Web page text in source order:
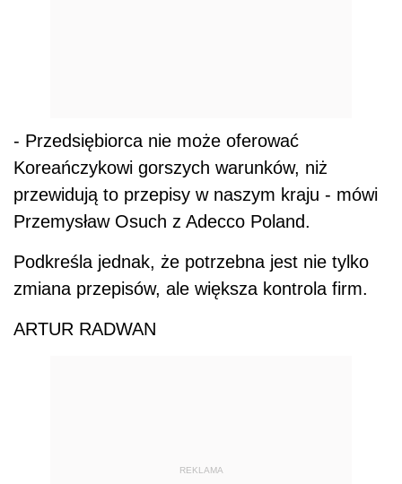
- Przedsiębiorca nie może oferować
Koreańczykowi gorszych warunków, niż
przewidują to przepisy w naszym kraju - mówi
Przemysław Osuch z Adecco Poland.
Podkreśla jednak, że potrzebna jest nie tylko
zmiana przepisów, ale większa kontrola firm.
ARTUR RADWAN
REKLAMA